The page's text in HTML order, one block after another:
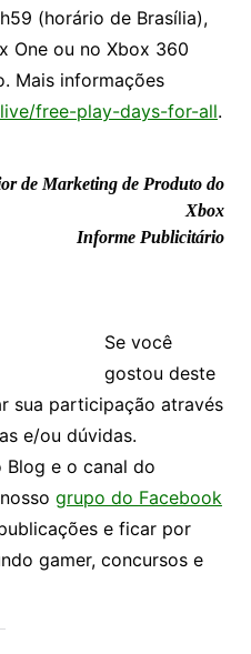
(horário de Brasília),
One ou no Xbox 360
Mais informações
free-play-days-for-all.
de Marketing de Produto do
Xbox
Informe Publicitário
Se você
gostou deste
sua participação através
e/ou dúvidas.
Blog e o canal do
grupo do Facebook
e ficar por
gamer, concursos e